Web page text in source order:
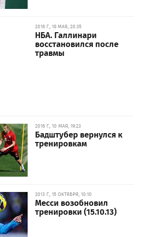
2016 Г., 18 МАЯ, 20:35
НБА. Галлинари
восстановился после
травмы
2016 Г., 10 МАЯ, 19:23
Бадштубер вернулся к
тренировкам
2013 Г., 15 ОКТЯБРЯ, 10:10
Месси возобновил
тренировки (15.10.13)